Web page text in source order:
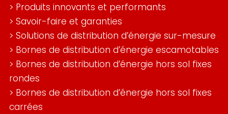
> Produits innovants et performants
> Savoir-faire et garanties
> Solutions de distribution d’énergie sur-mesure
> Bornes de distribution d’énergie escamotables
> Bornes de distribution d’énergie hors sol fixes
rondes
> Bornes de distribution d’énergie hors sol fixes
carrées